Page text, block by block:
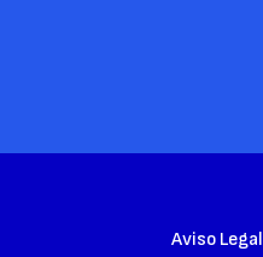
Aviso Legal